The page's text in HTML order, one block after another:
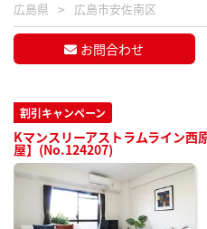
広島県 広島市安佐南区
お問合わせ
割引キャンペーン
Kマンスリーアストラムライン西
屋】(No.124207)